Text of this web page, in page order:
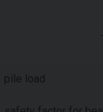
pile load